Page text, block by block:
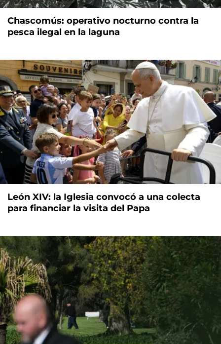
Chascomús: operativo nocturno contra la
pesca ilegal en la laguna
León XIV: la Iglesia convocó a una colecta
para financiar la visita del Papa